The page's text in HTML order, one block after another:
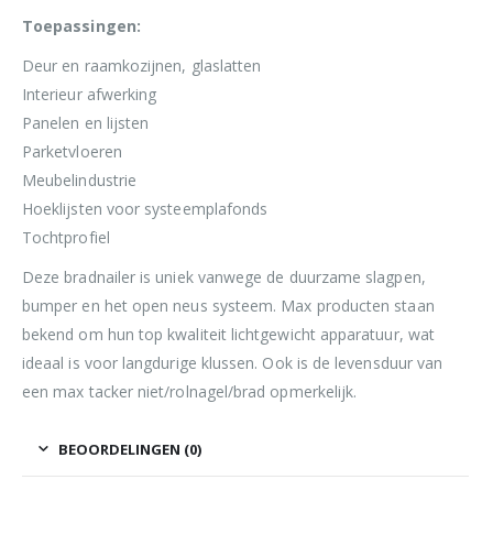
Toepassingen:
Deur en raamkozijnen, glaslatten
Interieur afwerking
Panelen en lijsten
Parketvloeren
Meubelindustrie
Hoeklijsten voor systeemplafonds
Tochtprofiel
Deze bradnailer is uniek vanwege de duurzame slagpen,
bumper en het open neus systeem. Max producten staan
bekend om hun top kwaliteit lichtgewicht apparatuur, wat
ideaal is voor langdurige klussen. Ook is de levensduur van
een max tacker niet/rolnagel/brad opmerkelijk.
BEOORDELINGEN (0)